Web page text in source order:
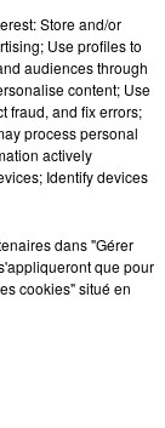
Store and/or
Use profiles to
audiences through
content; Use
fraud, and fix errors;
process personal
actively
Identify devices
dans "Gérer
que pour
cookies" situé en